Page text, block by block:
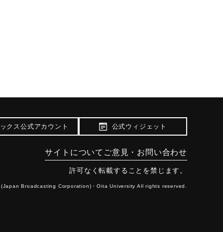
クス公式アカウント 公式ウィジェット
サイトについて ご意見・お問い合わせ
許可なく転載することを禁じます。
Broadcasting Corporation)・Oita University All rights reserved.